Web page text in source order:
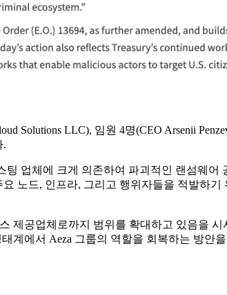
Solutions LLC), 임원 4명(CEO Arsenii
.
업체에 크게 의존하여 파괴적인 랜섬웨어
노드, 인프라, 그리고 행위자들을 적발하기
제공업체로까지 범위를 확대하고 있음을 시
계에서 Aeza 그룹의 역할을 회복하는 방안